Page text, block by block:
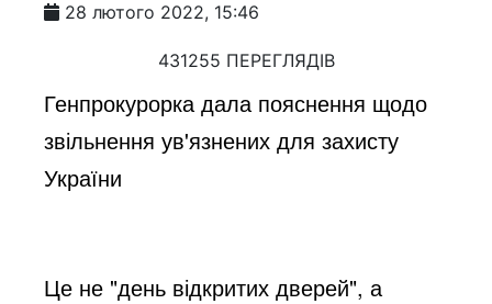
28 лютого 2022, 15:46
431255 ПЕРЕГЛЯДІВ
Генпрокурорка дала пояснення щодо
звільнення ув'язнених для захисту
України
Це не "день відкритих дверей", а